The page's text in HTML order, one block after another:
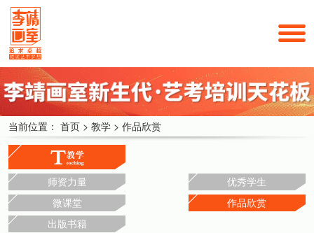
当前位置： 首页 > 教学 > 作品欣赏
师资力量
优秀学生
微课堂
作品欣赏
出版书籍